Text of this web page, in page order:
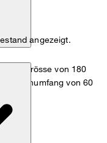
angezeigt.
von 180
Taillenumfang von 60